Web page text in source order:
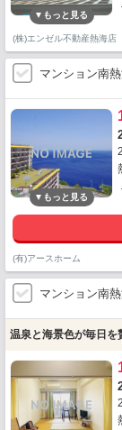
(株)エンゼル不動産熱海店
マンション南
(有)アースホーム
マンション南
温泉と海景色が毎日を